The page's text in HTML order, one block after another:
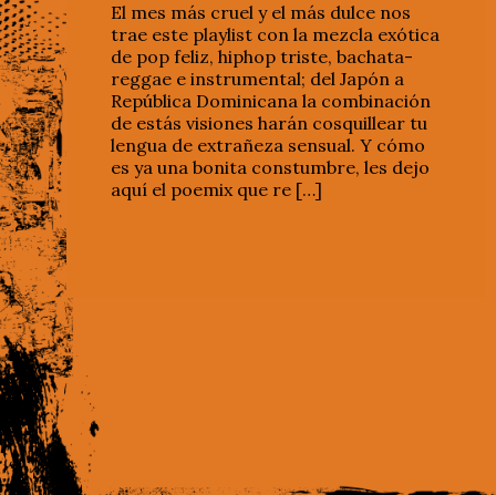
El mes más cruel y el más dulce nos
trae este playlist con la mezcla exótica
de pop feliz, hiphop triste, bachata-
reggae e instrumental; del Japón a
República Dominicana la combinación
de estás visiones harán cosquillear tu
lengua de extrañeza sensual. Y cómo
es ya una bonita constumbre, les dejo
aquí el poemix que re […]